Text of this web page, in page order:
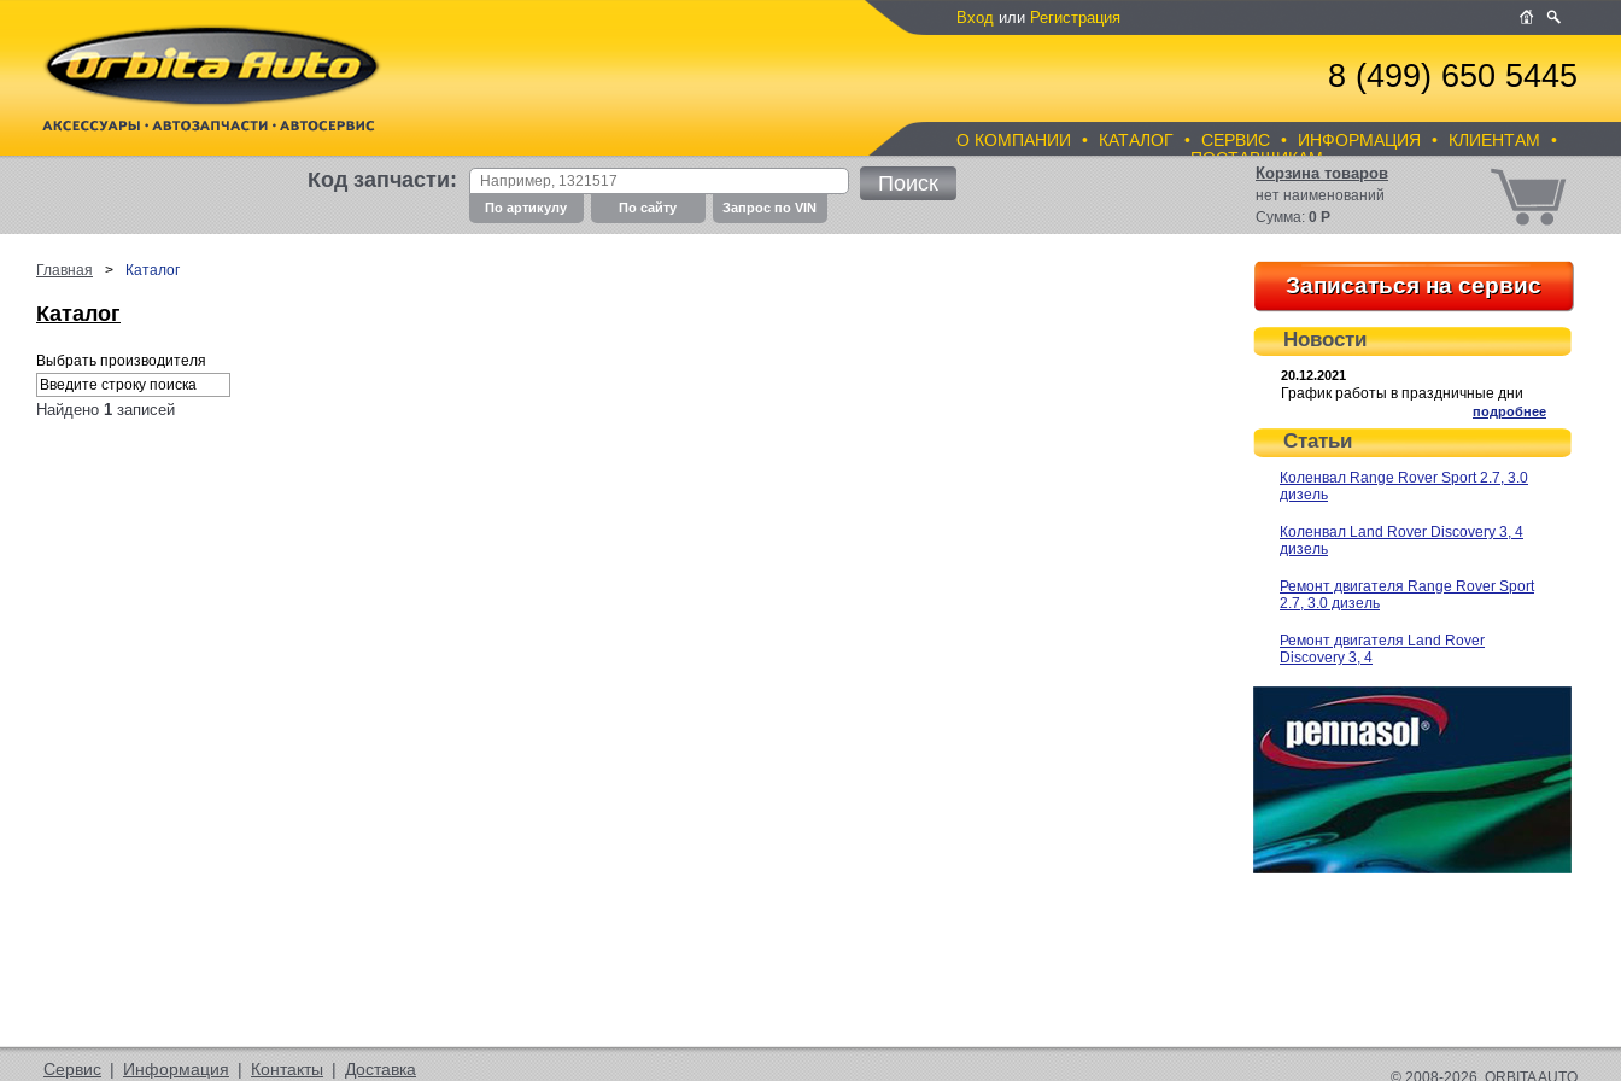
Вход или Регистрация
8 (499) 650 5445
О КОМПАНИИ • КАТАЛОГ • СЕРВИС • ИНФОРМАЦИЯ • КЛИЕНТАМ
•
ПОСТАВЩИКАМ
Корзина товаров
нет наименований
Сумма: 0 Р
Код запчасти:
По артикулу По cайту Запрос по VIN
Главная > Каталог
Каталог
Выбрать производителя
Найдено 1 записей
Записаться на сервис
Новости
20.12.2021
График работы в праздничные дни
подробнее
Статьи
Коленвал Range Rover Sport 2.7, 3.0
дизель
Коленвал Land Rover Discovery 3, 4
дизель
Ремонт двигателя Range Rover Sport
2.7, 3.0 дизель
Ремонт двигателя Land Rover
Discovery 3, 4
Сервис | Информация | Контакты | Доставка © 2008-2026, ORBITA AUTO